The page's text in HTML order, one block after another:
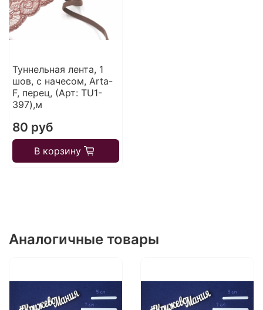
Туннельная лента, 1
шов, с начесом, Arta-
F, перец, (Арт: TU1-
397),м
80 руб
В корзину
Аналогичные товары